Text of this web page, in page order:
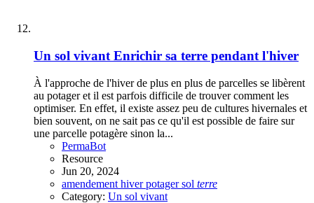
Un sol vivant Enrichir sa terre pendant l'hiver
À l'approche de l'hiver de plus en plus de parcelles se libèrent
au potager et il est parfois difficile de trouver comment les
optimiser. En effet, il existe assez peu de cultures hivernales et
bien souvent, on ne sait pas ce qu'il est possible de faire sur
une parcelle potagère sinon la...
PermaBot
Resource
Jun 20, 2024
amendement hiverpotagersol terre
Category: Un sol vivant